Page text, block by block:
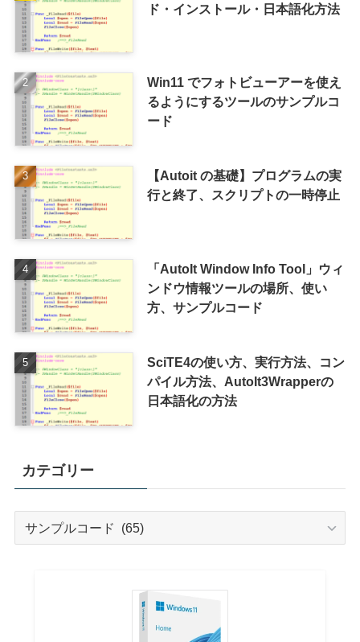
ド・インストール・日本語化方法
Win11 でフォトビューアーを使え
るようにするツールのサンプルコ
ード
【Autoit の基礎】プログラムの実
行と終了、スクリプトの一時停止
「AutoIt Window Info Tool」ウィ
ンドウ情報ツールの場所、使い
方、サンプルコード
SciTE4の使い方、実行方法、コン
パイル方法、AutoIt3Wrapperの
日本語化の方法
カテゴリー